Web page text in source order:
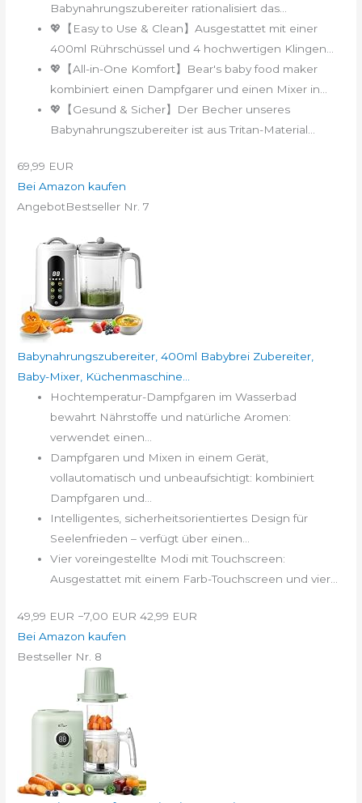
Babynahrungszubereiter rationalisiert das...
💖【Easy to Use & Clean】Ausgestattet mit einer
400ml Rührschüssel und 4 hochwertigen Klingen...
💖【All-in-One Komfort】Bear's baby food maker
kombiniert einen Dampfgarer und einen Mixer in...
💖【Gesund & Sicher】Der Becher unseres
Babynahrungszubereiter ist aus Tritan-Material...
69,99 EUR
Bei Amazon kaufen
AngebotBestseller Nr. 7
Babynahrungszubereiter, 400ml Babybrei Zubereiter,
Baby-Mixer, Küchenmaschine...
Hochtemperatur-Dampfgaren im Wasserbad
bewahrt Nährstoffe und natürliche Aromen:
verwendet einen...
Dampfgaren und Mixen in einem Gerät,
vollautomatisch und unbeaufsichtigt: kombiniert
Dampfgaren und...
Intelligentes, sicherheitsorientiertes Design für
Seelenfrieden – verfügt über einen...
Vier voreingestellte Modi mit Touchscreen:
Ausgestattet mit einem Farb-Touchscreen und vier...
49,99 EUR −7,00 EUR 42,99 EUR
Bei Amazon kaufen
Bestseller Nr. 8